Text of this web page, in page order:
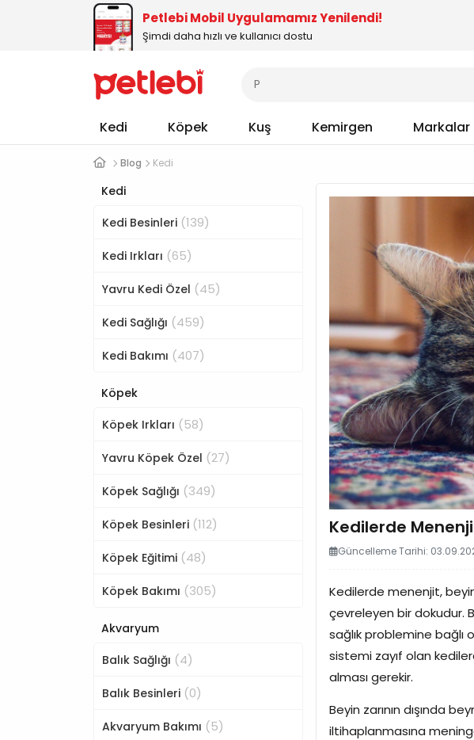
Petlebi Mobil Uygulamamız Yenilendi!
Şimdi daha hızlı ve kullanıcı dostu
Kedi Köpek Kuş Kemirgen Markalar
Blog Kedi
Kedilerde
Güncelleme Tarihi:
Kedilerde menenjit,
çevreleyen bir dokudur.
sağlık problemine bağlı
sistemi zayıf olan
alması gerekir.
Beyin zarının dışında
iltihaplanmasına
Kedi
Kedi Besinleri (139)
Kedi Irkları (65)
Yavru Kedi Özel (45)
Kedi Sağlığı (459)
Kedi Bakımı (407)
Köpek
Köpek Irkları (58)
Yavru Köpek Özel (27)
Köpek Sağlığı (349)
Köpek Besinleri (112)
Köpek Eğitimi (48)
Köpek Bakımı (305)
Akvaryum
Balık Sağlığı (4)
Balık Besinleri (0)
Akvaryum Bakımı (5)